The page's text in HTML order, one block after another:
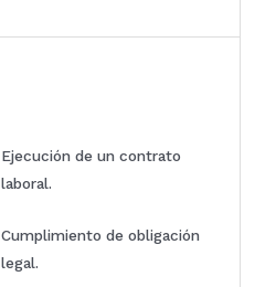
Ejecución de un contrato
laboral.
Cumplimiento de obligación
legal.